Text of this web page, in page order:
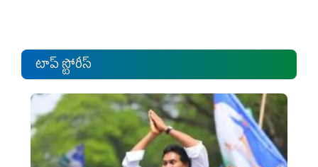
టాప్ స్టోరీస్